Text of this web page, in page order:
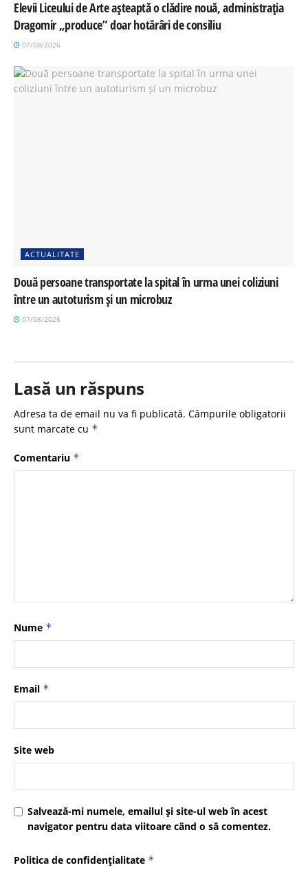
Elevii Liceului de Arte așteaptă o clădire nouă, administrația
Dragomir „produce” doar hotărâri de consiliu
07/08/2026
ACTUALITATE
Două persoane transportate la spital în urma unei coliziuni
între un autoturism și un microbuz
07/08/2026
Lasă un răspuns
Adresa ta de email nu va fi publicată. Câmpurile obligatorii
sunt marcate cu *
Comentariu *
Nume *
Email *
Site web
Salvează-mi numele, emailul și site-ul web în acest
navigator pentru data viitoare când o să comentez.
Politica de confidențialitate *